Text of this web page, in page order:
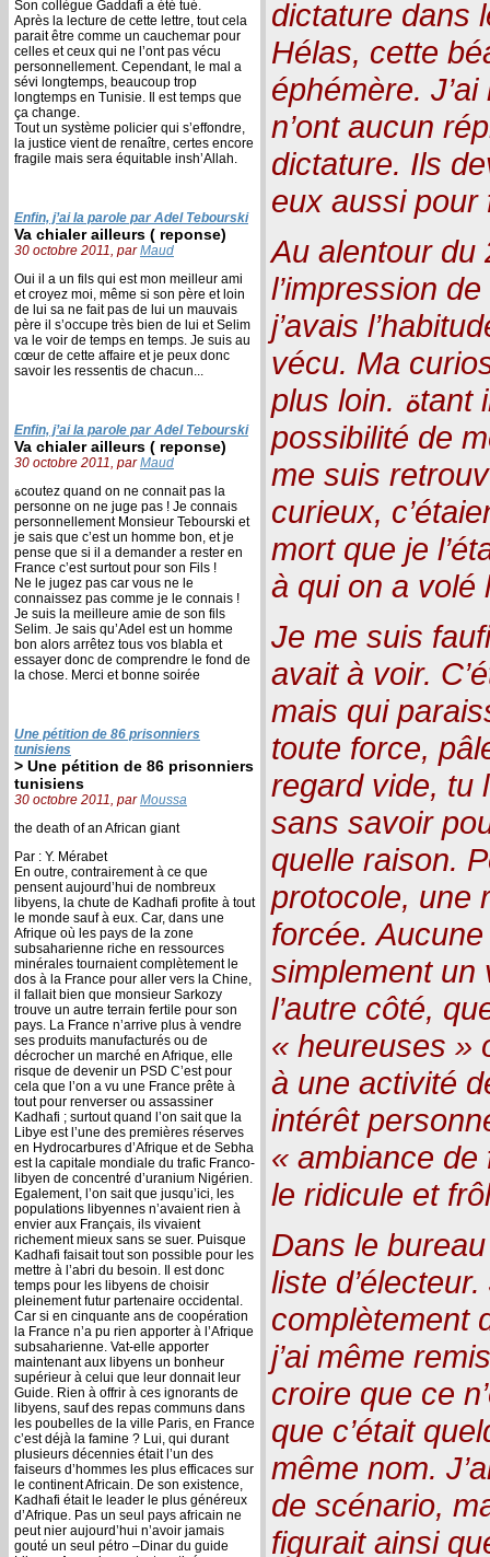
Son collègue Gaddafi a été tué.
Après la lecture de cette lettre, tout cela
parait être comme un cauchemar pour
celles et ceux qui ne l’ont pas vécu
personnellement. Cependant, le mal a
sévi longtemps, beaucoup trop
longtemps en Tunisie. Il est temps que
ça change.
Tout un système policier qui s’effondre,
la justice vient de renaître, certes encore
fragile mais sera équitable insh’Allah.
Enfin, j’ai la parole par Adel Tebourski
Va chialer ailleurs ( reponse)
30 octobre 2011, parMaud
Oui il a un fils qui est mon meilleur ami
et croyez moi, même si son père et loin
de lui sa ne fait pas de lui un mauvais
père il s’occupe très bien de lui et Selim
va le voir de temps en temps. Je suis au
cœur de cette affaire et je peux donc
savoir les ressentis de chacun...
Enfin, j’ai la parole par Adel Tebourski
Va chialer ailleurs ( reponse)
30 octobre 2011, parMaud
ةcoutez quand on ne connait pas la
personne on ne juge pas ! Je connais
personnellement Monsieur Tebourski et
je sais que c’est un homme bon, et je
pense que si il a demander a rester en
France c’est surtout pour son Fils !
Ne le jugez pas car vous ne le
connaissez pas comme je le connais !
Je suis la meilleure amie de son fils
Selim. Je sais qu’Adel est un homme
bon alors arrêtez tous vos blabla et
essayer donc de comprendre le fond de
la chose. Merci et bonne soirée
Une pétition de 86 prisonniers
tunisiens
> Une pétition de 86 prisonniers
tunisiens
30 octobre 2011, parMoussa
the death of an African giant
Par : Y. Mérabet
En outre, contrairement à ce que
pensent aujourd’hui de nombreux
libyens, la chute de Kadhafi profite à tout
le monde sauf à eux. Car, dans une
Afrique où les pays de la zone
subsaharienne riche en ressources
minérales tournaient complètement le
dos à la France pour aller vers la Chine,
il fallait bien que monsieur Sarkozy
trouve un autre terrain fertile pour son
pays. La France n’arrive plus à vendre
ses produits manufacturés ou de
décrocher un marché en Afrique, elle
risque de devenir un PSD C’est pour
cela que l’on a vu une France prête à
tout pour renverser ou assassiner
Kadhafi ; surtout quand l’on sait que la
Libye est l’une des premières réserves
en Hydrocarbures d’Afrique et de Sebha
est la capitale mondiale du trafic Franco-
libyen de concentré d’uranium Nigérien.
Egalement, l’on sait que jusqu’ici, les
populations libyennes n’avaient rien à
envier aux Français, ils vivaient
richement mieux sans se suer. Puisque
Kadhafi faisait tout son possible pour les
mettre à l’abri du besoin. Il est donc
temps pour les libyens de choisir
pleinement futur partenaire occidental.
Car si en cinquante ans de coopération
la France n’a pu rien apporter à l’Afrique
subsaharienne. Vat-elle apporter
maintenant aux libyens un bonheur
supérieur à celui que leur donnait leur
Guide. Rien à offrir à ces ignorants de
libyens, sauf des repas communs dans
les poubelles de la ville Paris, en France
c’est déjà la famine ? Lui, qui durant
plusieurs décennies était l’un des
faiseurs d’hommes les plus efficaces sur
le continent Africain. De son existence,
Kadhafi était le leader le plus généreux
d’Afrique. Pas un seul pays africain ne
peut nier aujourd’hui n’avoir jamais
gouté un seul pétro –Dinar du guide
dictature dans
Hélas, cette
éphémère.
n’ont aucun
dictature. Ils
eux aussi pour
Au alentour du
l’impression
j’avais
vécu. Ma
plus loin. ةtant invisible et ayant la
possibilité de
me suis
curieux,
mort que je
à qui on a volé
Je me suis
avait à voir.
mais qui
toute force,
regard vide, tu
sans savoir
quelle raison.
protocole, une
forcée.
simplement
l’autre côté,
« heureuses »
à une activité
intérêt
« ambiance
le ridicule et
Dans le
liste d’électeur.
complètement
j’ai même
croire que ce
que c’était
même nom.
de scénario,
figurait ainsi